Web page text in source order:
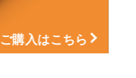
ご購入はこちら